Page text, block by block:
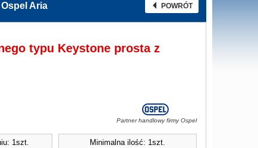
Aria POWRÓT
typu Keystone prosta z
Partner handlowy firmy Ospel
1szt. Minimalna ilość: 1szt.